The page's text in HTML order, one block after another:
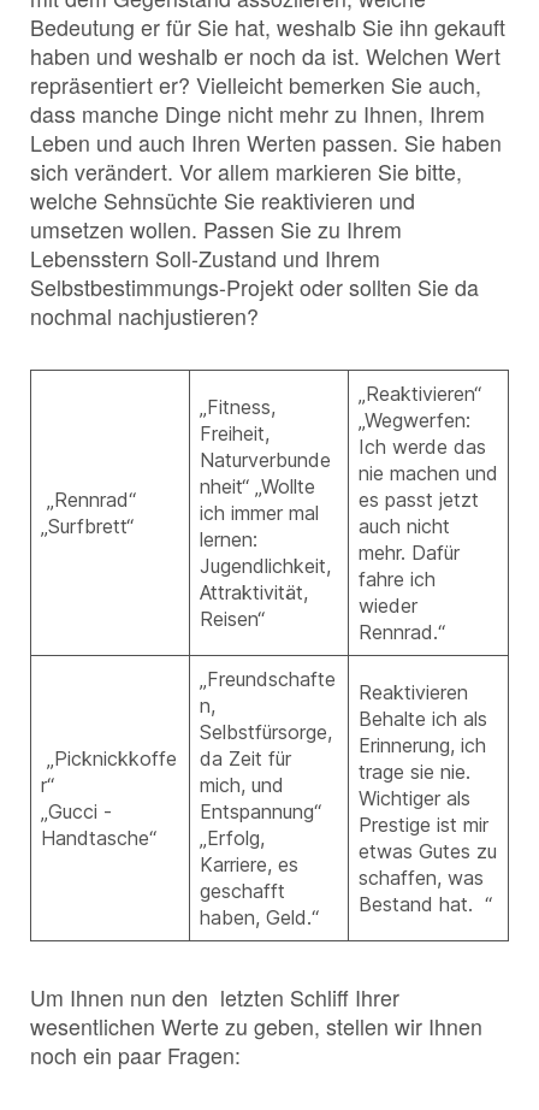
Bedeutung er für Sie hat, weshalb Sie ihn gekauft
haben und weshalb er noch da ist. Welchen Wert
repräsentiert er? Vielleicht bemerken Sie auch,
dass manche Dinge nicht mehr zu Ihnen, Ihrem
Leben und auch Ihren Werten passen. Sie haben
sich verändert. Vor allem markieren Sie bitte,
welche Sehnsüchte Sie reaktivieren und
umsetzen wollen. Passen Sie zu Ihrem
Lebensstern Soll-Zustand und Ihrem
Selbstbestimmungs-Projekt oder sollten Sie da
nochmal nachjustieren?
„Rennrad“
„Surfbrett“
„Fitness,
Freiheit,
Naturverbunde
nheit“ „Wollte
ich immer mal
lernen:
Jugendlichkeit,
Attraktivität,
Reisen“
„Reaktivieren“
„Wegwerfen:
Ich werde das
nie machen und
es passt jetzt
auch nicht
mehr. Dafür
fahre ich
wieder
Rennrad.“
„Picknickkoffe
r“
„Gucci -
Handtasche“
„Freundschafte
n,
Selbstfürsorge,
da Zeit für
mich, und
Entspannung“
„Erfolg,
Karriere, es
geschafft
haben, Geld.“
Reaktivieren
Behalte ich als
Erinnerung, ich
trage sie nie.
Wichtiger als
Prestige ist mir
etwas Gutes zu
schaffen, was
Bestand hat. “
Um Ihnen nun den letzten Schliff Ihrer
wesentlichen Werte zu geben, stellen wir Ihnen
noch ein paar Fragen: